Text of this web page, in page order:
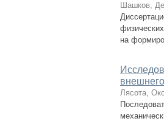
Шашков,
на
Лясота,